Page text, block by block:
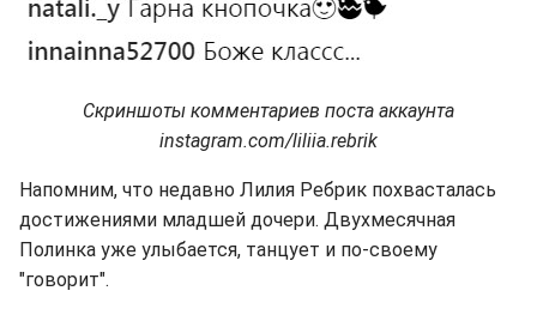
Скриншоты комментариев поста аккаунта
instagram.com/liliia.rebrik
Напомним, что недавно Лилия Ребрик похвасталась
достижениями младшей дочери. Двухмесячная
Полинка уже улыбается, танцует и по-своему
"говорит".